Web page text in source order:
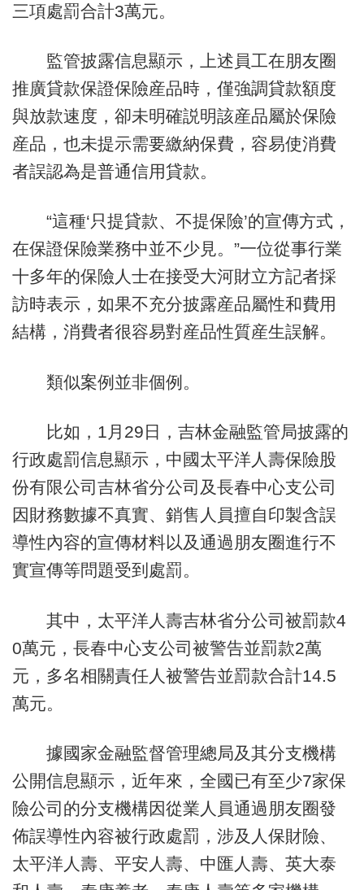
三項處罰合計3萬元。
監管披露信息顯示，上述員工在朋友圈
推廣貸款保證保險産品時，僅強調貸款額度
與放款速度，卻未明確説明該産品屬於保險
産品，也未提示需要繳納保費，容易使消費
者誤認為是普通信用貸款。
“這種‘只提貸款、不提保險’的宣傳方式，
在保證保險業務中並不少見。”一位從事行業
十多年的保險人士在接受大河財立方記者採
訪時表示，如果不充分披露産品屬性和費用
結構，消費者很容易對産品性質産生誤解。
類似案例並非個例。
比如，1月29日，吉林金融監管局披露的
行政處罰信息顯示，中國太平洋人壽保險股
份有限公司吉林省分公司及長春中心支公司
因財務數據不真實、銷售人員擅自印製含誤
導性內容的宣傳材料以及通過朋友圈進行不
實宣傳等問題受到處罰。
其中，太平洋人壽吉林省分公司被罰款4
0萬元，長春中心支公司被警告並罰款2萬
元，多名相關責任人被警告並罰款合計14.5
萬元。
據國家金融監督管理總局及其分支機構
公開信息顯示，近年來，全國已有至少7家保
險公司的分支機構因從業人員通過朋友圈發
佈誤導性內容被行政處罰，涉及人保財險、
太平洋人壽、平安人壽、中匯人壽、英大泰